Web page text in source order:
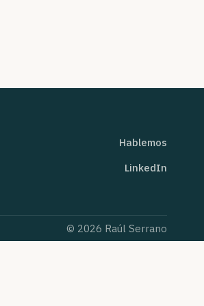
Hablemos
LinkedIn
© 2026 Raúl Serrano